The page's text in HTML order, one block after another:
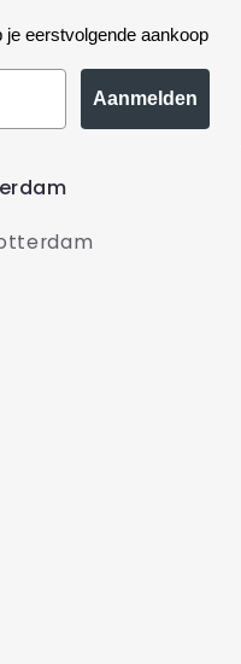
eerstvolgende aankoop
Aanmelden